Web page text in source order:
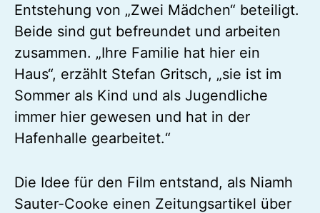
Entstehung von „Zwei Mädchen“ beteiligt.
Beide sind gut befreundet und arbeiten
zusammen. „Ihre Familie hat hier ein
Haus“, erzählt Stefan Gritsch, „sie ist im
Sommer als Kind und als Jugendliche
immer hier gewesen und hat in der
Hafenhalle gearbeitet.“
Die Idee für den Film entstand, als Niamh
Sauter-Cooke einen Zeitungsartikel über